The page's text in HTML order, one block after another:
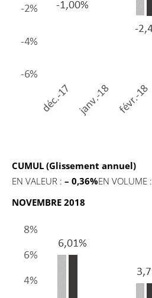
CUMUL (Glissement annuel)
EN VALEUR : – 0,36%EN VOLUME :
NOVEMBRE 2018